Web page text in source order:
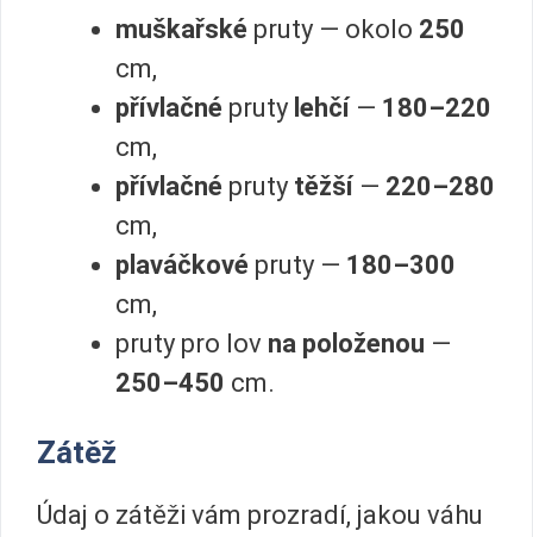
muškařské pruty — okolo 250
cm,
přívlačné pruty lehčí — 180–220
cm,
přívlačné pruty těžší — 220–280
cm,
plaváčkové pruty — 180–300
cm,
pruty pro lov na položenou —
250–450 cm.
Zátěž
Údaj o zátěži vám prozradí, jakou váhu